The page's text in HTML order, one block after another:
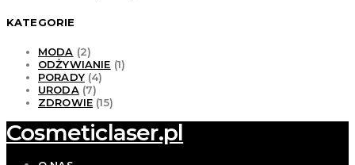
KATEGORIE
MODA (2)
ODŻYWIANIE (1)
PORADY(4)
URODA(7)
ZDROWIE (15)
Cosmeticlaser.pl